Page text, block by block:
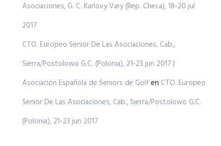
Asociaciones, G. C. Karlovy Vary (Rep. Checa), 18-20 jul
2017
CTO. Europeo Senior De Las Asociaciones, Cab.,
Sierra/Postolowo G.C. (Polonia), 21-23 jun 2017 |
Asociación Española de Seniors de Golf en CTO. Europeo
Senior De Las Asociaciones, Cab., Sierra/Postolowo G.C.
(Polonia), 21-23 jun 2017